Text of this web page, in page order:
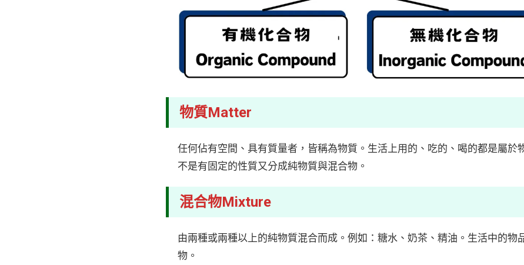
物質Matter
任何佔有空間、具有質量者，皆稱為物質。生活上用的、吃的、喝的都是屬於
不是有固定的性質又分成純物質與混合物。
混合物Mixture
由兩種或兩種以上的純物質混合而成。例如：糖水、奶茶、精油。生活中的物
物。